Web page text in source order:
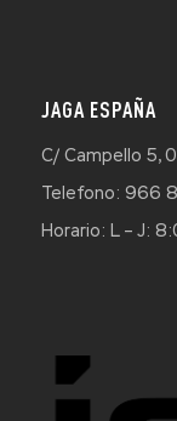
JAGA ESPAÑA
C/ Campello 5,
Telefono: 966
Horario: L – J: